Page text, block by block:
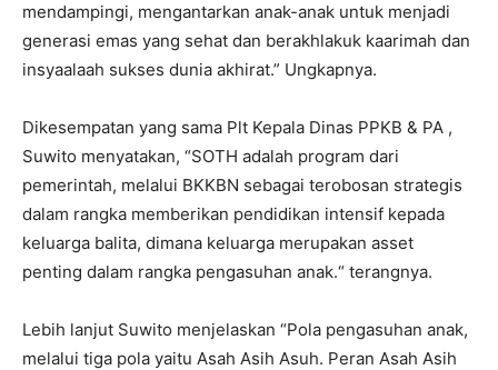
mendampingi, mengantarkan anak-anak untuk menjadi
generasi emas yang sehat dan berakhlakuk kaarimah dan
insyaalaah sukses dunia akhirat.” Ungkapnya.
Dikesempatan yang sama Plt Kepala Dinas PPKB & PA ,
Suwito menyatakan, “SOTH adalah program dari
pemerintah, melalui BKKBN sebagai terobosan strategis
dalam rangka memberikan pendidikan intensif kepada
keluarga balita, dimana keluarga merupakan asset
penting dalam rangka pengasuhan anak.“ terangnya.
Lebih lanjut Suwito menjelaskan “Pola pengasuhan anak,
melalui tiga pola yaitu Asah Asih Asuh. Peran Asah Asih